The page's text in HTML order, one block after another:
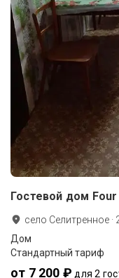
Гостевой дом Four
село Селитренное ·
Дом
Стандартный тариф
от 7 200 ₽ для 2